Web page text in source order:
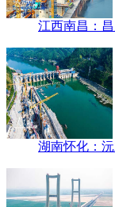
江西南昌：
湖南怀化：